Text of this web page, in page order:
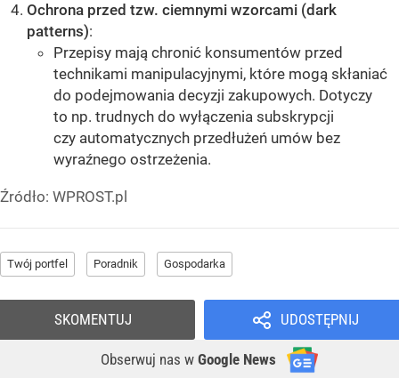
Ochrona przed tzw. ciemnymi wzorcami (dark
patterns):
Przepisy mają chronić konsumentów przed
technikami manipulacyjnymi, które mogą skłaniać
do podejmowania decyzji zakupowych. Dotyczy
to np. trudnych do wyłączenia subskrypcji
czy automatycznych przedłużeń umów bez
wyraźnego ostrzeżenia.
Źródło: WPROST.pl
Twój portfel Poradnik Gospodarka
UDOSTĘPNIJ
Obserwuj nas w Google News
SKOMENTUJ